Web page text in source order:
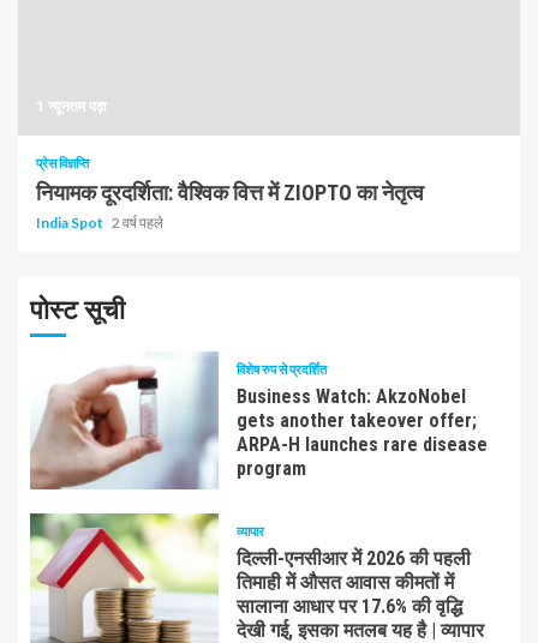
1 न्यूनतम पढ़ा
प्रेस विज्ञप्ति
नियामक दूरदर्शिता: वैश्विक वित्त में ZIOPTO का नेतृत्व
India Spot 2 वर्ष पहले
पोस्ट सूची
विशेष रुप से प्रदर्शित
Business Watch: AkzoNobel
gets another takeover offer;
ARPA-H launches rare disease
program
व्यापार
दिल्ली-एनसीआर में 2026 की पहली
तिमाही में औसत आवास कीमतों में
सालाना आधार पर 17.6% की वृद्धि
देखी गई, इसका मतलब यह है | व्यापार